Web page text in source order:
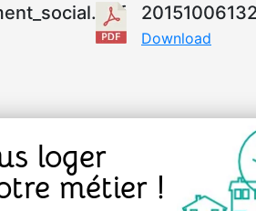
Download
loger
métier !